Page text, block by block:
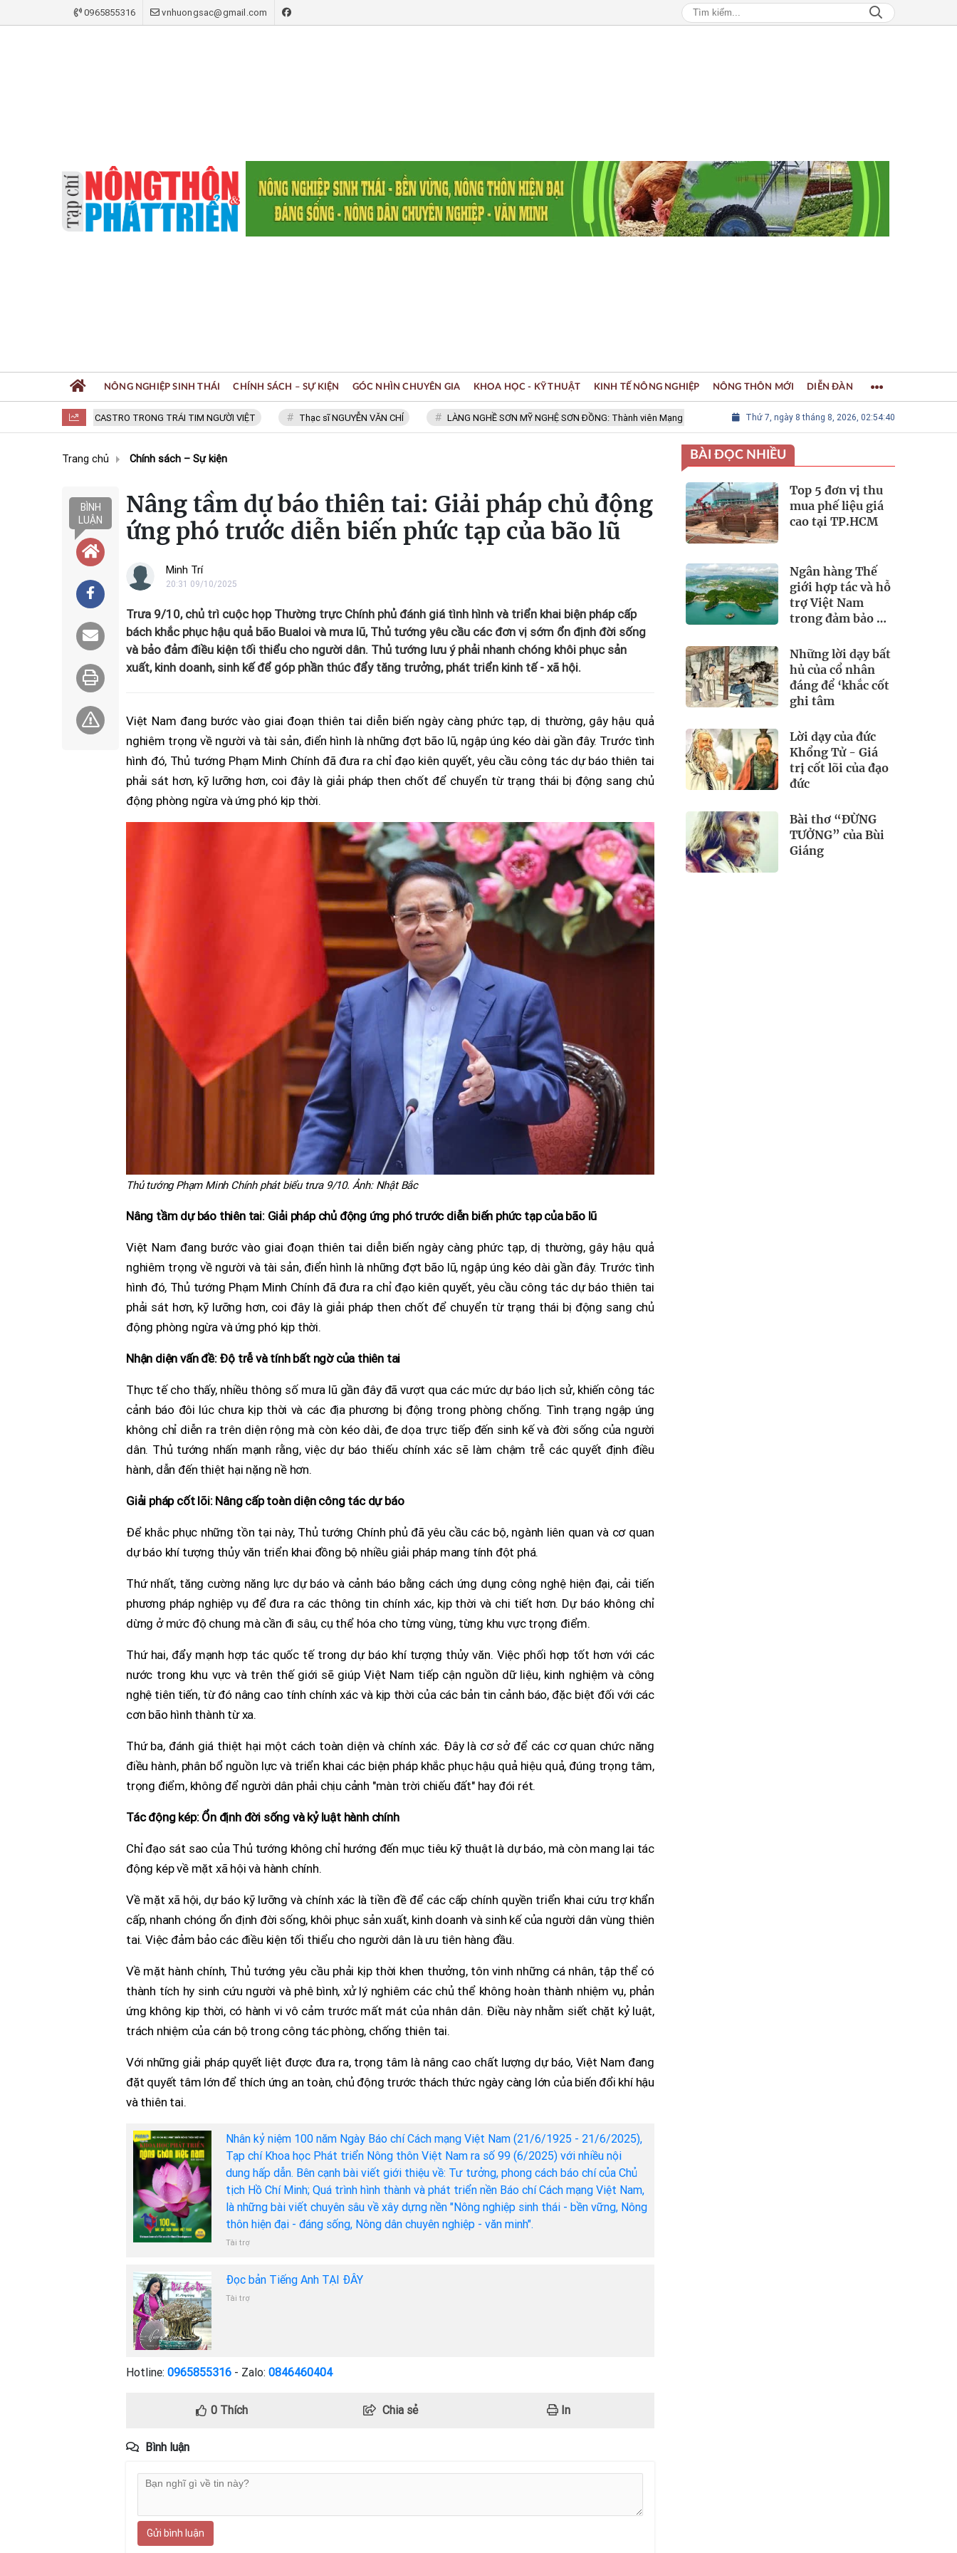
0965855316 vnhuongsac@gmail.com
FIDEL CASTRO TRONG TRÁI TIM NGƯỜI VIỆT Thạc sĩ NGUYỄN VĂN CHÍ LÀNG NGHỀ SƠN MỸ NGHỆ SƠN ĐỒNG: Thành viên Mạng lưới các Thành phố Thủ công sáng tạo Thế giới LÀNG NGHỀ
Thứ 7, ngày 8 tháng 8, 2026, 02:54:42
NÔNG NGHIỆP SINH THÁI CHÍNH SÁCH – SỰ KIỆN GÓC NHÌN CHUYÊN GIA KHOA HỌC - KỸ THUẬT KINH TẾ NÔNG NGHIỆP NÔNG THÔN MỚI DIỄN ĐÀN
Trang chủ Chính sách – Sự kiện
BÌNH
LUẬN
Nâng tầm dự báo thiên tai: Giải pháp chủ động
ứng phó trước diễn biến phức tạp của bão lũ
Minh Trí
20:31 09/10/2025
Trưa 9/10, chủ trì cuộc họp Thường trực Chính phủ đánh giá tình hình và triển khai biện pháp cấp
bách khắc phục hậu quả bão Bualoi và mưa lũ, Thủ tướng yêu cầu các đơn vị sớm ổn định đời sống
và bảo đảm điều kiện tối thiểu cho người dân. Thủ tướng lưu ý phải nhanh chóng khôi phục sản
xuất, kinh doanh, sinh kế để góp phần thúc đẩy tăng trưởng, phát triển kinh tế - xã hội.
Việt Nam đang bước vào giai đoạn thiên tai diễn biến ngày càng phức tạp, dị thường, gây hậu quả
nghiêm trọng về người và tài sản, điển hình là những đợt bão lũ, ngập úng kéo dài gần đây. Trước tình
hình đó, Thủ tướng Phạm Minh Chính đã đưa ra chỉ đạo kiên quyết, yêu cầu công tác dự báo thiên tai
phải sát hơn, kỹ lưỡng hơn, coi đây là giải pháp then chốt để chuyển từ trạng thái bị động sang chủ
động phòng ngừa và ứng phó kịp thời.
Thủ tướng Phạm Minh Chính phát biểu trưa 9/10. Ảnh: Nhật Bắc
Nâng tầm dự báo thiên tai: Giải pháp chủ động ứng phó trước diễn biến phức tạp của bão lũ
Việt Nam đang bước vào giai đoạn thiên tai diễn biến ngày càng phức tạp, dị thường, gây hậu quả
nghiêm trọng về người và tài sản, điển hình là những đợt bão lũ, ngập úng kéo dài gần đây. Trước tình
hình đó, Thủ tướng Phạm Minh Chính đã đưa ra chỉ đạo kiên quyết, yêu cầu công tác dự báo thiên tai
phải sát hơn, kỹ lưỡng hơn, coi đây là giải pháp then chốt để chuyển từ trạng thái bị động sang chủ
động phòng ngừa và ứng phó kịp thời.
Nhận diện vấn đề: Độ trễ và tính bất ngờ của thiên tai
Thực tế cho thấy, nhiều thông số mưa lũ gần đây đã vượt qua các mức dự báo lịch sử, khiến công tác
cảnh báo đôi lúc chưa kịp thời và các địa phương bị động trong phòng chống. Tình trạng ngập úng
không chỉ diễn ra trên diện rộng mà còn kéo dài, đe dọa trực tiếp đến sinh kế và đời sống của người
dân. Thủ tướng nhấn mạnh rằng, việc dự báo thiếu chính xác sẽ làm chậm trễ các quyết định điều
hành, dẫn đến thiệt hại nặng nề hơn.
Giải pháp cốt lõi: Nâng cấp toàn diện công tác dự báo
Để khắc phục những tồn tại này, Thủ tướng Chính phủ đã yêu cầu các bộ, ngành liên quan và cơ quan
dự báo khí tượng thủy văn triển khai đồng bộ nhiều giải pháp mang tính đột phá.
Thứ nhất, tăng cường năng lực dự báo và cảnh báo bằng cách ứng dụng công nghệ hiện đại, cải tiến
phương pháp nghiệp vụ để đưa ra các thông tin chính xác, kịp thời và chi tiết hơn. Dự báo không chỉ
dừng ở mức độ chung mà cần đi sâu, cụ thể hóa cho từng vùng, từng khu vực trọng điểm.
Thứ hai, đẩy mạnh hợp tác quốc tế trong dự báo khí tượng thủy văn. Việc phối hợp tốt hơn với các
nước trong khu vực và trên thế giới sẽ giúp Việt Nam tiếp cận nguồn dữ liệu, kinh nghiệm và công
nghệ tiên tiến, từ đó nâng cao tính chính xác và kịp thời của các bản tin cảnh báo, đặc biệt đối với các
cơn bão hình thành từ xa.
Thứ ba, đánh giá thiệt hại một cách toàn diện và chính xác. Đây là cơ sở để các cơ quan chức năng
điều hành, phân bổ nguồn lực và triển khai các biện pháp khắc phục hậu quả hiệu quả, đúng trọng tâm,
trọng điểm, không để người dân phải chịu cảnh "màn trời chiếu đất" hay đói rét.
Tác động kép: Ổn định đời sống và kỷ luật hành chính
Chỉ đạo sát sao của Thủ tướng không chỉ hướng đến mục tiêu kỹ thuật là dự báo, mà còn mang lại tác
động kép về mặt xã hội và hành chính.
Về mặt xã hội, dự báo kỹ lưỡng và chính xác là tiền đề để các cấp chính quyền triển khai cứu trợ khẩn
cấp, nhanh chóng ổn định đời sống, khôi phục sản xuất, kinh doanh và sinh kế của người dân vùng thiên
tai. Việc đảm bảo các điều kiện tối thiểu cho người dân là ưu tiên hàng đầu.
Về mặt hành chính, Thủ tướng yêu cầu phải kịp thời khen thưởng, tôn vinh những cá nhân, tập thể có
thành tích hy sinh cứu người và phê bình, xử lý nghiêm các chủ thể không hoàn thành nhiệm vụ, phản
ứng không kịp thời, có hành vi vô cảm trước mất mát của nhân dân. Điều này nhằm siết chặt kỷ luật,
trách nhiệm của cán bộ trong công tác phòng, chống thiên tai.
Với những giải pháp quyết liệt được đưa ra, trọng tâm là nâng cao chất lượng dự báo, Việt Nam đang
đặt quyết tâm lớn để thích ứng an toàn, chủ động trước thách thức ngày càng lớn của biến đổi khí hậu
và thiên tai.
Nhân kỷ niệm 100 năm Ngày Báo chí Cách mạng Việt Nam (21/6/1925 - 21/6/2025),
Tạp chí Khoa học Phát triển Nông thôn Việt Nam ra số 99 (6/2025) với nhiều nội
dung hấp dẫn. Bên cạnh bài viết giới thiệu về: Tư tưởng, phong cách báo chí của Chủ
tịch Hồ Chí Minh; Quá trình hình thành và phát triển nền Báo chí Cách mạng Việt Nam,
là những bài viết chuyên sâu về xây dựng nền "Nông nghiệp sinh thái - bền vững, Nông
thôn hiện đại - đáng sống, Nông dân chuyên nghiệp - văn minh".
Tài trợ
Đọc bản Tiếng Anh TẠI ĐÂY
Tài trợ
Hotline: 0965855316 - Zalo: 0846460404
0Thích Chia sẻ In
Bình luận
Gửi bình luận
BÀI ĐỌC NHIỀU
Top 5 đơn vị thu
mua phế liệu giá
cao tại TP.HCM
Ngân hàng Thế
giới hợp tác và hỗ
trợ Việt Nam
trong đảm bảo an
Những lời dạy bất
hủ của cổ nhân
đáng để ‘khắc cốt
ghi tâm
Lời dạy của đức
Khổng Tử - Giá
trị cốt lõi của đạo
đức
Bài thơ “ĐỪNG
TƯỞNG” của Bùi
Giáng